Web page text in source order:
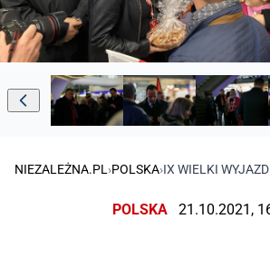
NIEZALEŻNA.PL ›POLSKA›IX WIELKI
POLSKA 21.10.2021,